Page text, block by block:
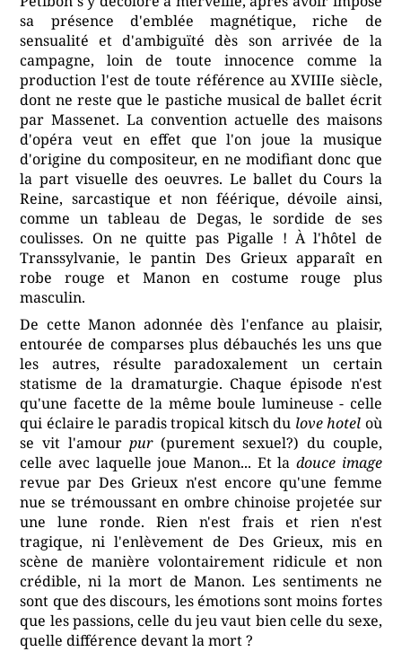
sa présence d'emblée magnétique, riche de
sensualité et d'ambiguïté dès son arrivée de la
campagne, loin de toute innocence comme la
production l'est de toute référence au XVIIIe siècle,
dont ne reste que le pastiche musical de ballet écrit
par Massenet. La convention actuelle des maisons
d'opéra veut en effet que l'on joue la musique
d'origine du compositeur, en ne modifiant donc que
la part visuelle des oeuvres. Le ballet du Cours la
Reine, sarcastique et non féérique, dévoile ainsi,
comme un tableau de Degas, le sordide de ses
coulisses. On ne quitte pas Pigalle ! À l'hôtel de
Transsylvanie, le pantin Des Grieux apparaît en
robe rouge et Manon en costume rouge plus
masculin.
De cette Manon adonnée dès l'enfance au plaisir,
entourée de comparses plus débauchés les uns que
les autres, résulte paradoxalement un certain
statisme de la dramaturgie. Chaque épisode n'est
qu'une facette de la même boule lumineuse - celle
qui éclaire le paradis tropical kitsch du love hotel où
se vit l'amourpur(purement sexuel?) du couple,
celle avec laquelle joue Manon... Et la douce image
revue par Des Grieux n'est encore qu'une femme
nue se trémoussant en ombre chinoise projetée sur
une lune ronde. Rien n'est frais et rien n'est
tragique, ni l'enlèvement de Des Grieux, mis en
scène de manière volontairement ridicule et non
crédible, ni la mort de Manon. Les sentiments ne
sont que des discours, les émotions sont moins fortes
que les passions, celle du jeu vaut bien celle du sexe,
quelle différence devant la mort ?